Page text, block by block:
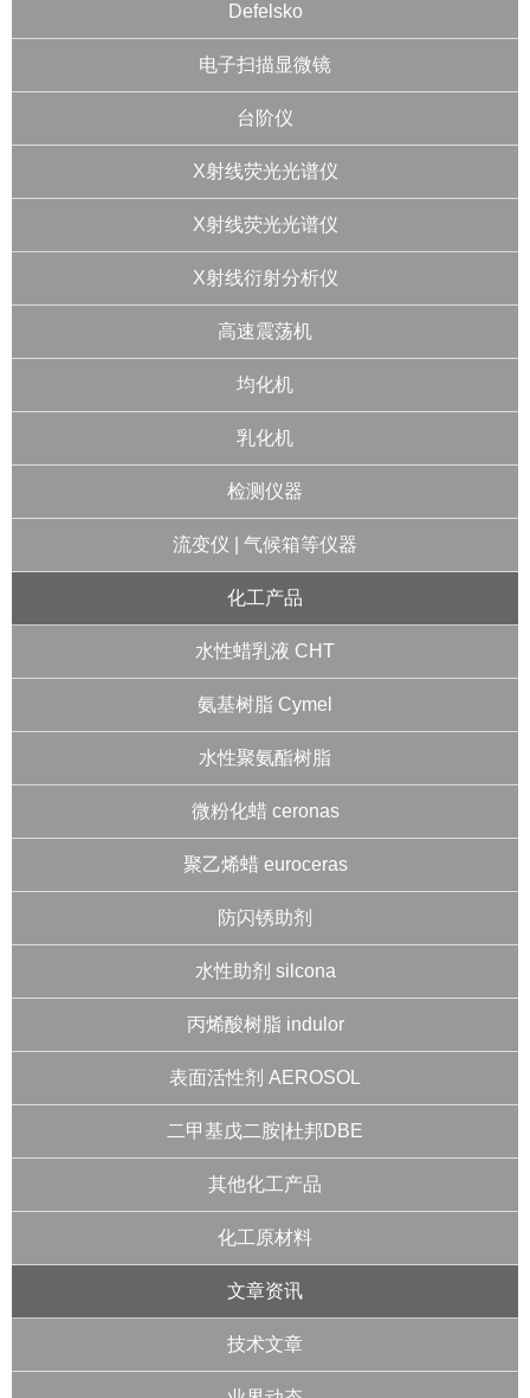
Defelsko
电子扫描显微镜
台阶仪
X射线荧光光谱仪
X射线荧光光谱仪
X射线衍射分析仪
高速震荡机
均化机
乳化机
检测仪器
流变仪 | 气候箱等仪器
化工产品
水性蜡乳液 CHT
氨基树脂 Cymel
水性聚氨酯树脂
微粉化蜡 ceronas
聚乙烯蜡 euroceras
防闪锈助剂
水性助剂 silcona
丙烯酸树脂 indulor
表面活性剂 AEROSOL
二甲基戊二胺|杜邦DBE
其他化工产品
化工原材料
文章资讯
技术文章